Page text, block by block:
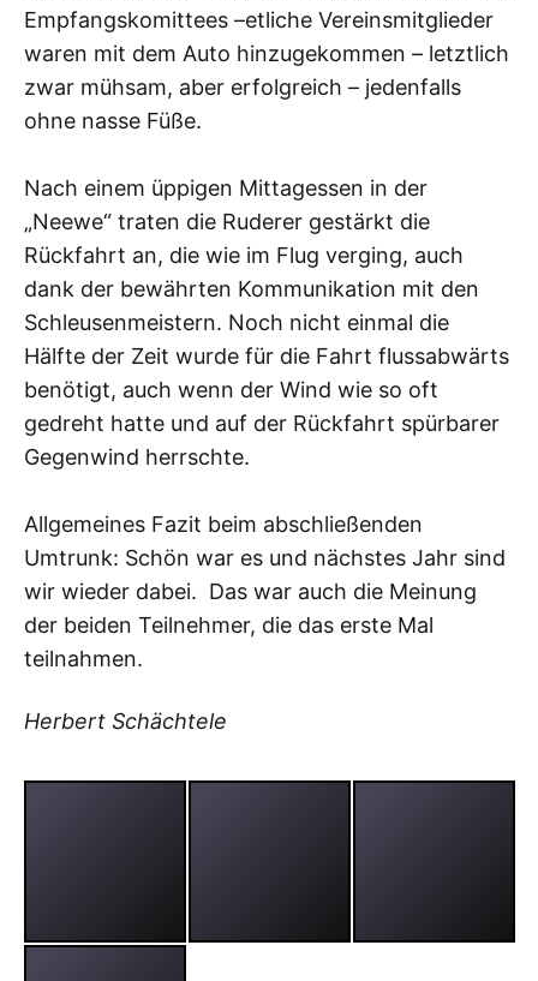
Empfangskomittees –etliche Vereinsmitglieder
waren mit dem Auto hinzugekommen – letztlich
zwar mühsam, aber erfolgreich – jedenfalls
ohne nasse Füße.
Nach einem üppigen Mittagessen in der
„Neewe“ traten die Ruderer gestärkt die
Rückfahrt an, die wie im Flug verging, auch
dank der bewährten Kommunikation mit den
Schleusenmeistern. Noch nicht einmal die
Hälfte der Zeit wurde für die Fahrt flussabwärts
benötigt, auch wenn der Wind wie so oft
gedreht hatte und auf der Rückfahrt spürbarer
Gegenwind herrschte.
Allgemeines Fazit beim abschließenden
Umtrunk: Schön war es und nächstes Jahr sind
wir wieder dabei. Das war auch die Meinung
der beiden Teilnehmer, die das erste Mal
teilnahmen.
Herbert Schächtele